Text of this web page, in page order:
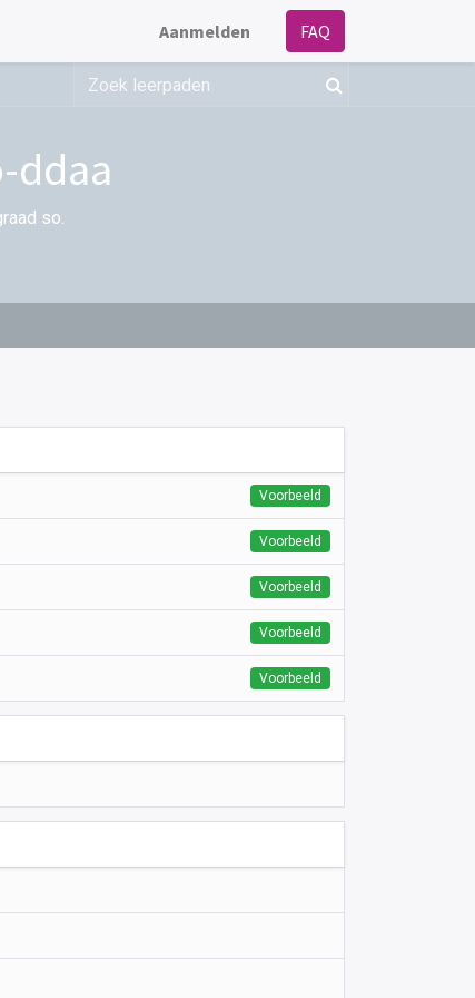
Aanmelden FAQ
ddaa
so.
Voorbeeld
Voorbeeld
Voorbeeld
Voorbeeld
Voorbeeld